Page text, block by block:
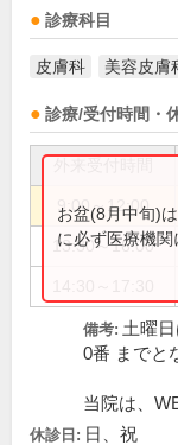
診療科目
皮膚科 美容皮膚
診療/受付時間・
9:00～12:00
13:30～16:00
お盆(8月中旬)
に必ず医療機関
備考: 土曜
0番 までと
当院は、
休診日: 日、祝